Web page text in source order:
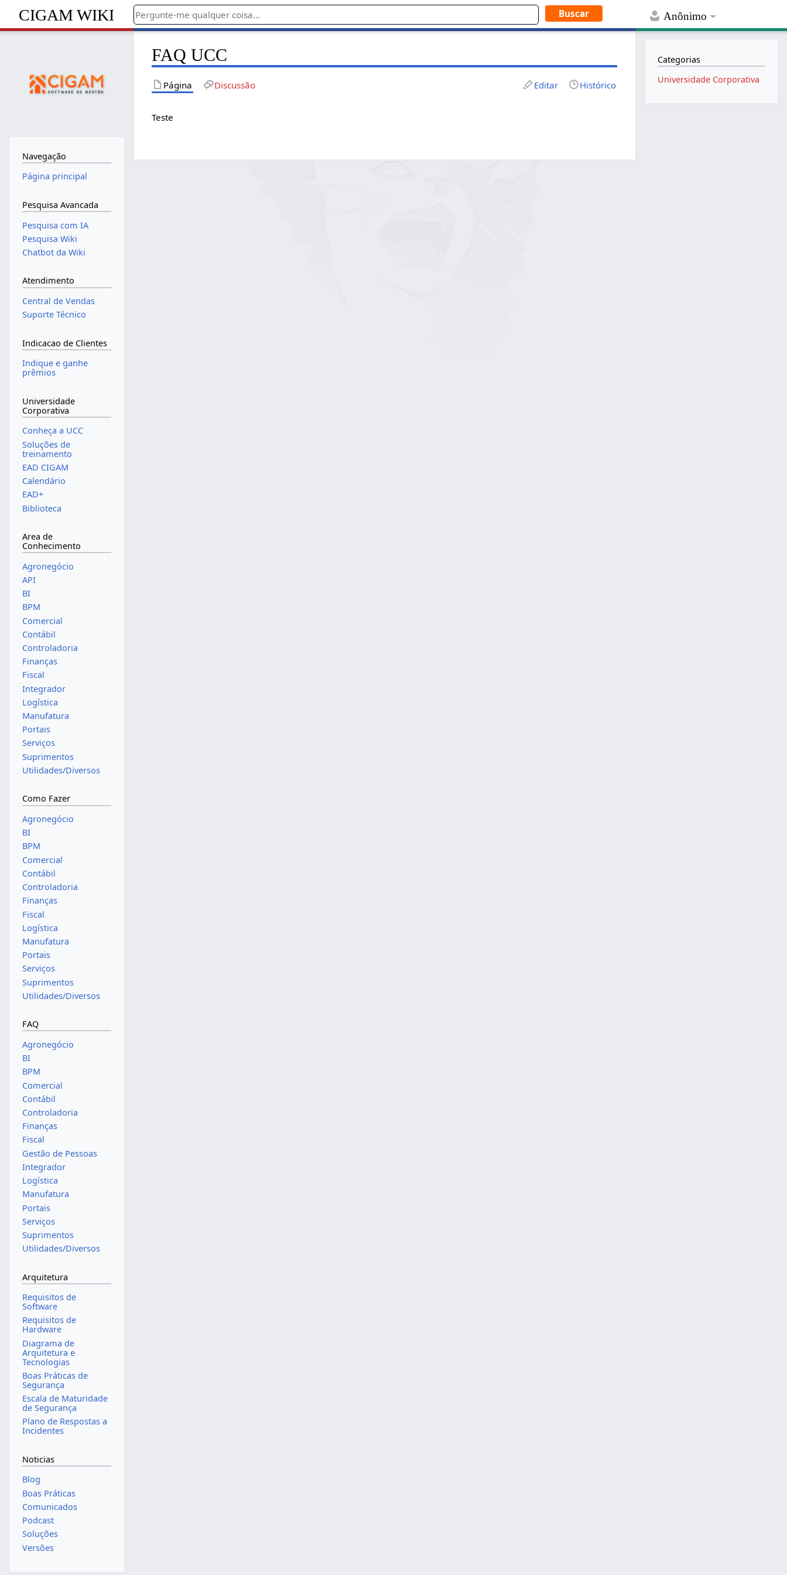
Anônimo
CIGAM WIKI
FAQ UCC
Página Discussão Editar Histórico
Teste
Navegação
Página principal
Pesquisa Avancada
Pesquisa com IA
Pesquisa Wiki
Chatbot da Wiki
Atendimento
Central de Vendas
Suporte Técnico
Indicacao de Clientes
Indique e ganhe
prêmios
Universidade
Corporativa
Conheça a UCC
Soluções de
treinamento
EAD CIGAM
Calendário
EAD+
Biblioteca
Area de
Conhecimento
Agronegócio
API
BI
BPM
Comercial
Contábil
Controladoria
Finanças
Fiscal
Integrador
Logística
Manufatura
Portais
Serviços
Suprimentos
Utilidades/Diversos
Como Fazer
Agronegócio
BI
BPM
Comercial
Contábil
Controladoria
Finanças
Fiscal
Logística
Manufatura
Portais
Serviços
Suprimentos
Utilidades/Diversos
FAQ
Agronegócio
BI
BPM
Comercial
Contábil
Controladoria
Finanças
Fiscal
Gestão de Pessoas
Integrador
Logística
Manufatura
Portais
Serviços
Suprimentos
Utilidades/Diversos
Arquitetura
Requisitos de
Software
Requisitos de
Hardware
Diagrama de
Arquitetura e
Tecnologias
Boas Práticas de
Segurança
Escala de Maturidade
de Segurança
Plano de Respostas a
Incidentes
Noticias
Blog
Boas Práticas
Comunicados
Podcast
Soluções
Versões
Categorias
Universidade Corporativa